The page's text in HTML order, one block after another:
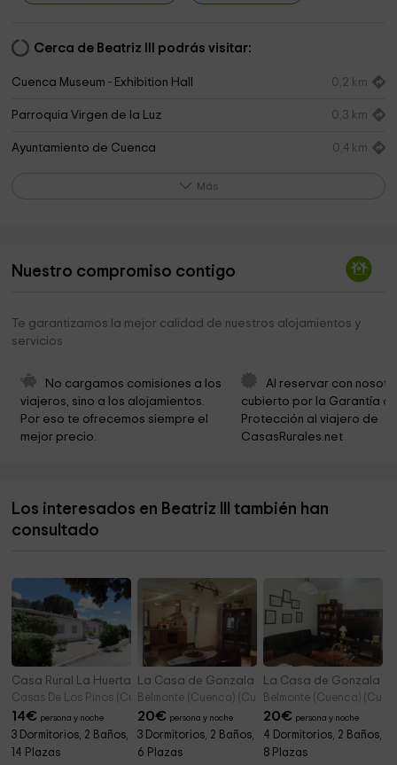
Cerca de Beatriz III podrás visitar:
Cuenca Museum - Exhibition Hall 0,2 km
Parroquia Virgen de la Luz 0,3 km
Ayuntamiento de Cuenca 0,4 km
Parroquia De San Esteban 0,5 km
Iglesia de Jesucristo de los Santos de los Ultimos
Science Museum of Castilla La Mancha 0,7 km
Centro de Artesanía Iglesia de Santa Cruz 0,7 km
SALA ACUA UCLM
(Urgencias Fraga)
Más
Nuestro compromiso contigo
Te garantizamos la mejor calidad de nuestros alojamientos y
servicios
No cargamos comisiones a los
viajeros, sino a los alojamientos.
Por eso te ofrecemos siempre el
mejor precio.
Al reservar con
cubierto por la Garantía
Protección al viajero de
CasasRurales.net
Los interesados en Beatriz III también han
consultado
Casa Rural La Huerta
Casas De Los Pinos (Cuenca)
14€ persona y noche
3 Dormitorios, 2 Baños,
14 Plazas
La Casa de Gonzala 1
Belmonte (Cuenca) (Cuenca)
20€ persona y noche
3 Dormitorios, 2 Baños,
6 Plazas
La Casa de Gonzala 2
Belmonte (Cuenca)
20€ persona y noche
4 Dormitorios, 2 Baños,
8 Plazas